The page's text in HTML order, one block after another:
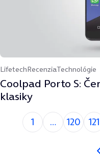
LifetechRecenziaTechnológie
Coolpad Porto S:
klasiky
1 120 121
Si